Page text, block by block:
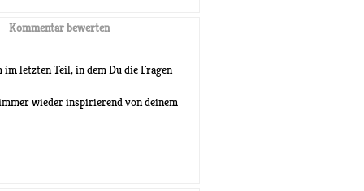
Kommentar bewerten
letzten Teil, in dem Du die Fragen
wieder inspirierend von deinem